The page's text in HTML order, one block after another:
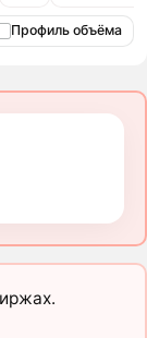
Профиль объёма